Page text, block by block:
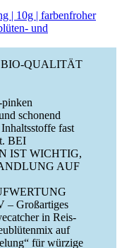
| 10g | farbenfroher
und
BIO-QUALITÄT
schonend
fast
BEI
IST WICHTIG,
AUF
Großartiges
in Reis-
auf
für würzige